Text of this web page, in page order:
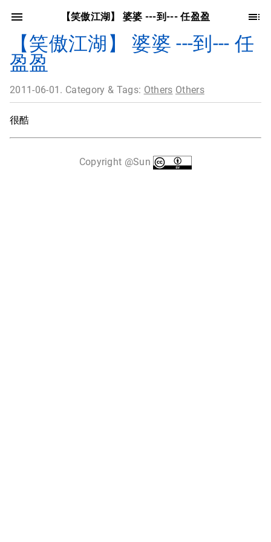
【笑傲江湖】 婆婆 ---到--- 任盈盈
【笑傲江湖】 婆婆 ---到--- 任
盈盈
2011-06-01. Category & Tags: Others Others
很酷
Copyright @Sun